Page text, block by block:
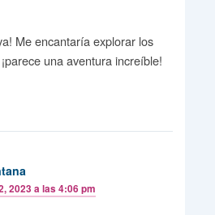
Me encantaría explorar los
una aventura increíble!
2023 a las 4:06 pm